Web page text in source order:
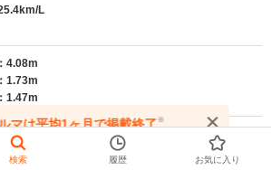
L
4.08m
1.73m
1.47m
もっと見る
マは平均1ヶ月で掲載終了※
なる前にお問い合わせください
検索 履歴 お気に入り